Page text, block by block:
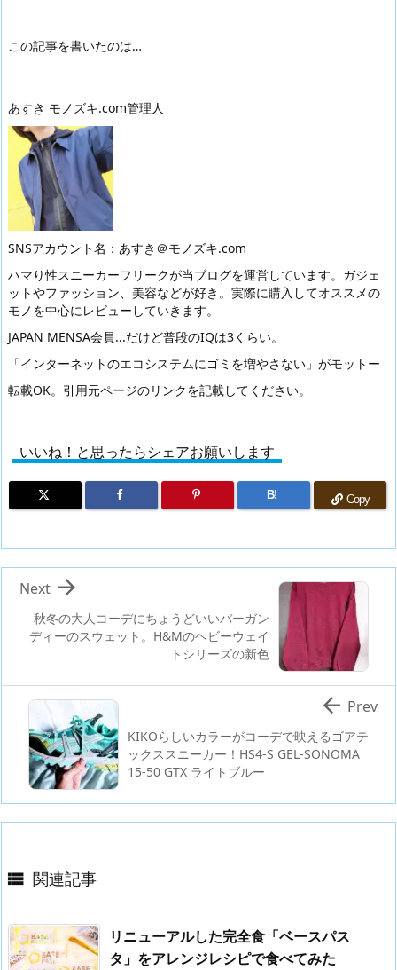
この記事を書いたのは…
あすき モノズキ.com管理人
SNSアカウント名：あすき＠モノズキ.com
ハマり性スニーカーフリークが当ブログを運営しています。ガジェ
ットやファッション、美容などが好き。実際に購入してオススメの
モノを中心にレビューしていきます。
JAPAN MENSA会員...だけど普段のIQは3くらい。
「インターネットのエコシステムにゴミを増やさない」がモットー
転載OK。引用元ページのリンクを記載してください。
いいね！と思ったらシェアお願いします
B! Copy
秋冬の大人コーデにちょうどいいバーガン
ディーのスウェット。H&Mのヘビーウェイ
トシリーズの新色

Next
KIKOらしいカラーがコーデで映えるゴアテ
ックススニーカー！HS4-S GEL-SONOMA
15-50 GTX ライトブルー
 Prev
 関連記事
リニューアルした完全食「ベースパス
タ」をアレンジレシピで食べてみた